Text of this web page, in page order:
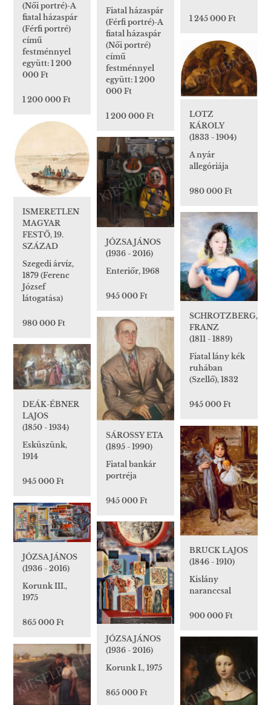
1 245 000 Ft
(Női portré)-A
fiatal házaspár
(Férfi portré)
című
festménnyel
együtt: 1 200
000 Ft
1 200 000 Ft
Fiatal házaspár
(Férfi portré)-A
fiatal házaspár
(Női portré)
című
festménnyel
együtt: 1 200
000 Ft
1 200 000 Ft
LOTZ
KÁROLY
(1833 - 1904)
A nyár
allegóriája
980 000 Ft
ISMERETLEN
MAGYAR
FESTŐ, 19.
SZÁZAD
Szegedi árvíz,
1879 (Ferenc
József
látogatása)
980 000 Ft
JÓZSA JÁNOS
(1936 - 2016)
Enteriőr, 1968
945 000 Ft
SCHROTZBERG,
FRANZ
(1811 - 1889)
Fiatal lány kék
ruhában
(Szellő), 1832
945 000 Ft
SÁROSSY ETA
(1895 - 1990)
Fiatal bankár
portréja
945 000 Ft
DEÁK-ÉBNER
LAJOS
(1850 - 1934)
Esküszünk,
1914
945 000 Ft
BRUCK LAJOS
(1846 - 1910)
Kislány
naranccsal
900 000 Ft
JÓZSA JÁNOS
(1936 - 2016)
Korunk III.,
1975
865 000 Ft
JÓZSA JÁNOS
(1936 - 2016)
Korunk I., 1975
865 000 Ft